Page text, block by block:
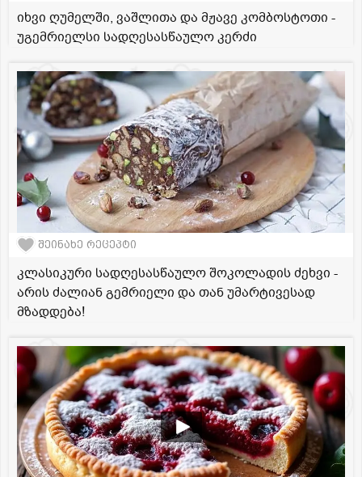
იხვი ღუმელში, ვაშლითა და მჟავე კომბოსტოთი -
უგემრიელსი სადღესასწაულო კერძი
შეინახე რეცეპტი
კლასიკური სადღესასწაულო შოკოლადის ძეხვი -
არის ძალიან გემრიელი და თან უმარტივესად
მზადდება!